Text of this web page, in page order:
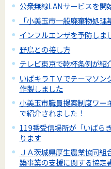
公衆無線LANサービスを開
「小美玉市一般廃棄物処
インフルエンザを予防しま
野鳥との接し方
テレビ東京で乾杯条例が紹
いばキラＴＶでテーマソン
作製しました
小美玉市職員提案制度ワー
で紹介されました！
119番受信場所が「いばら
ります
ＪＡ茨城県厚生農業協同
築事業の支援に関する協定